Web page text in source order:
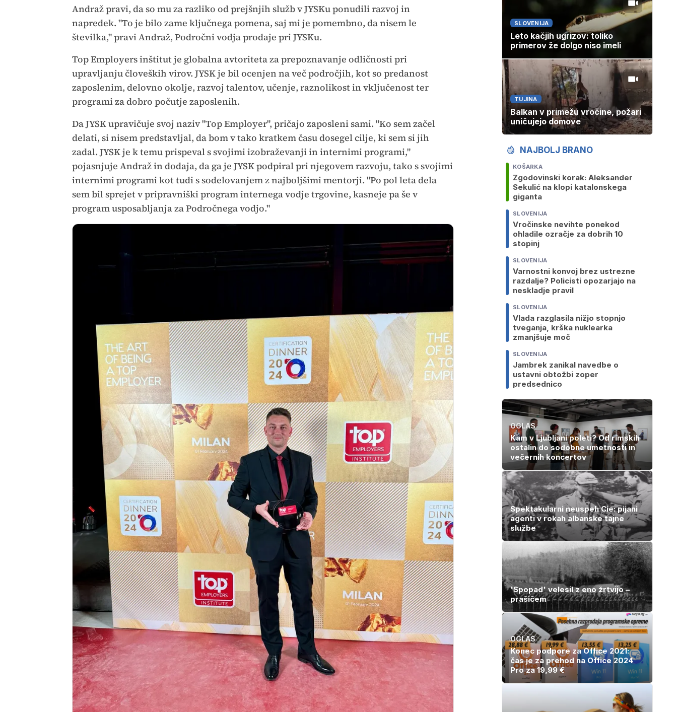
Andraž pravi, da so mu za razliko od prejšnjih služb v JYSKu ponudili razvoj in
napredek. "To je bilo zame ključnega pomena, saj mi je pomembno, da nisem le
številka," pravi Andraž, Področni vodja prodaje pri JYSKu.
Top Employers inštitut je globalna avtoriteta za prepoznavanje odličnosti pri
upravljanju človeških virov. JYSK je bil ocenjen na več področjih, kot so predanost
zaposlenim, delovno okolje, razvoj talentov, učenje, raznolikost in vključenost ter
programi za dobro počutje zaposlenih.
Da JYSK upravičuje svoj naziv "Top Employer", pričajo zaposleni sami. "Ko sem začel
delati, si nisem predstavljal, da bom v tako kratkem času dosegel cilje, ki sem si jih
zadal. JYSK je k temu prispeval s svojimi izobraževanji in internimi programi,"
pojasnjuje Andraž in dodaja, da ga je JYSK podpiral pri njegovem razvoju, tako s svojimi
internimi programi kot tudi s sodelovanjem z najboljšimi mentorji. "Po pol leta dela
sem bil sprejet v pripravniški program internega vodje trgovine, kasneje pa še v
program usposabljanja za Področnega vodjo."
SLOVENIJA
Leto kačjih ugrizov: toliko
primerov že dolgo niso imeli
TUJINA
Balkan v primežu vročine, požari
uničujejo domove
NAJBOLJ BRANO
KOŠARKA
Zgodovinski korak: Aleksander
Sekulić na klopi katalonskega
giganta
SLOVENIJA
Vročinske nevihte ponekod
ohladile ozračje za dobrih 10
stopinj
SLOVENIJA
Varnostni konvoj brez ustrezne
razdalje? Policisti opozarjajo na
neskladje pravil
SLOVENIJA
Vlada razglasila nižjo stopnjo
tveganja, krška nuklearka
zmanjšuje moč
SLOVENIJA
Jambrek zanikal navedbe o
ustavni obtožbi zoper
predsednico
OGLAS
Kam v Ljubljani poleti? Od rimskih
ostalin do sodobne umetnosti in
večernih koncertov
Spektakularni neuspeh Cie: pijani
agenti v rokah albanske tajne
službe
'Spopad' velesil z eno žrtvijo –
prašičem
OGLAS
Konec podpore za Office 2021:
čas je za prehod na Office 2024
Pro za 19,99 €